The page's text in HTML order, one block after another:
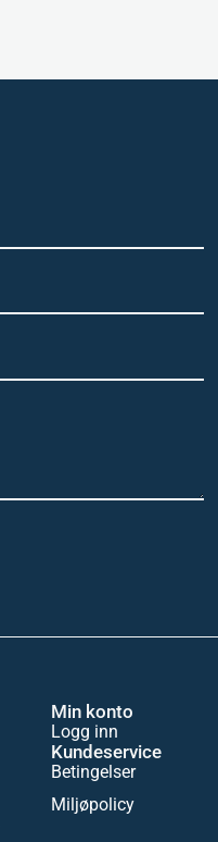
Min konto
Logg inn
Kundeservice
Betingelser
Miljøpolicy